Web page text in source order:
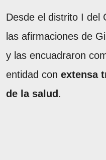
Desde el distrito I del
las afirmaciones de
y las encuadraron
entidad con extensa
de la salud .